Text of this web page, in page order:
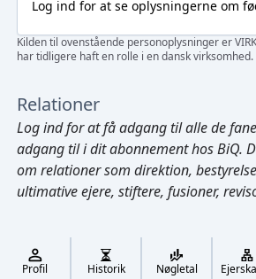
Cmd/Ctrl + K
Log ind for at se oplysningerne om
Kilden til ovenstående personoplysninger er
har tidligere haft en rolle i en dansk virksomhed.
Relationer
Log indfor at få adgang til alle de
adgang til i dit abonnement hos BiQ.
om relationer som direktion,
ultimative ejere, stiftere, fusioner,
Profil Historik Nøgletal